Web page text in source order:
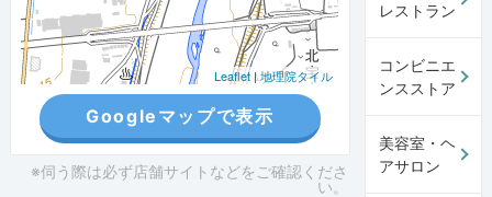
Leaflet |地理院タイル
Googleマップで表示
※伺う際は必ず店舗サイトなどをご確認くださ
い。
レストラン
コンビニエ
ンスストア
美容室・ヘ
アサロン